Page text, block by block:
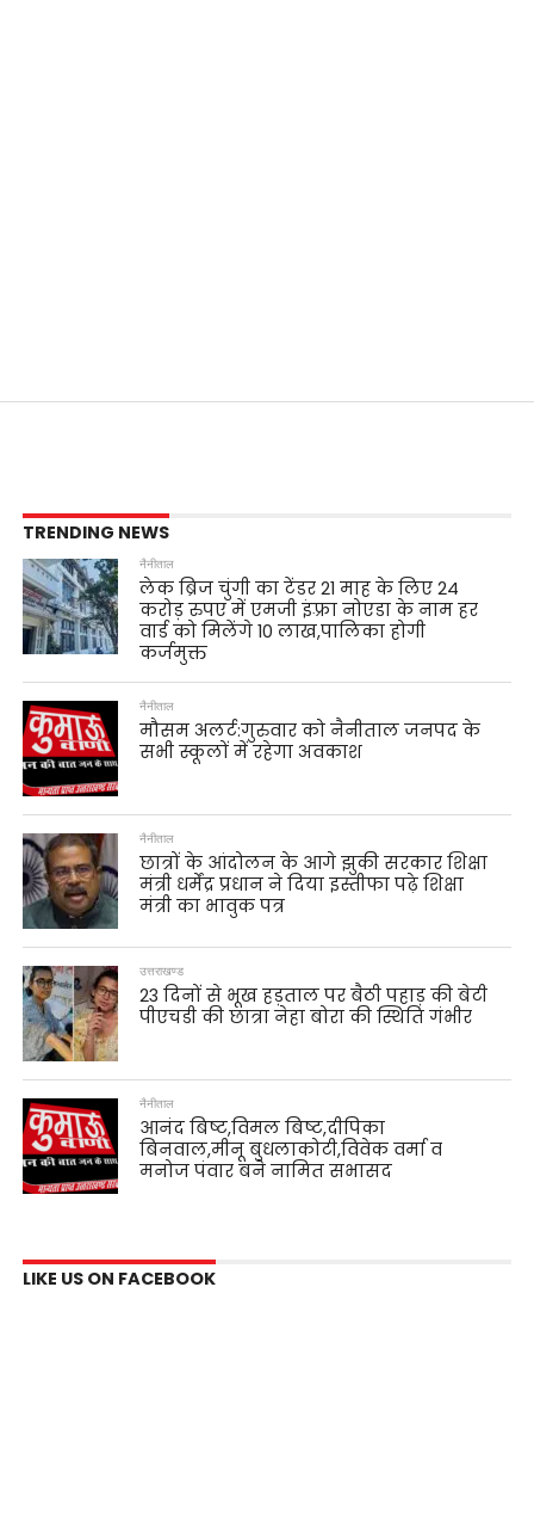
TRENDING NEWS
नैनीताल
लेक ब्रिज चुंगी का टेंडर 21 माह के लिए 24
करोड़ रुपए में एमजी इंफ़्रा नोएडा के नाम हर
वार्ड को मिलेंगे 10 लाख,पालिका होगी
कर्जमुक्त
नैनीताल
मौसम अलर्ट:गुरुवार को नैनीताल जनपद के
सभी स्कूलों में रहेगा अवकाश
नैनीताल
छात्रों के आंदोलन के आगे झुकी सरकार शिक्षा
मंत्री धर्मेंद्र प्रधान ने दिया इस्तीफा पढ़े शिक्षा
मंत्री का भावुक पत्र
उत्तराखण्ड
23 दिनों से भूख हड़ताल पर बैठी पहाड़ की बेटी
पीएचडी की छात्रा नेहा बोरा की स्थिति गंभीर
नैनीताल
आनंद बिष्ट,विमल बिष्ट,दीपिका
बिनवाल,मीनू बुधलाकोटी,विवेक वर्मा व
मनोज पंवार बने नामित सभासद
LIKE US ON FACEBOOK